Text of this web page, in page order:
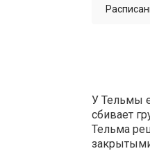
У Тельмы
сбивает
Тельма